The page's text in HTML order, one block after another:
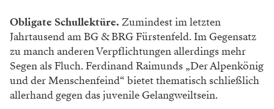
Obligate Schullektüre. Zumindest im letzten
Jahrtausend am BG & BRG Fürstenfeld. Im Gegensatz
zu manch anderen Verpflichtungen allerdings mehr
Segen als Fluch. Ferdinand Raimunds „Der Alpenkönig
und der Menschenfeind“ bietet thematisch schließlich
allerhand gegen das juvenile Gelangweiltsein.